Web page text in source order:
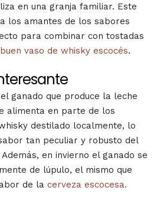
en una granja familiar. Este
los amantes de los sabores
para combinar con tostadas
buen vaso de whisky escocés​.
ganado que produce la leche
alimenta en parte de los
destilado localmente, lo
tan peculiar y robusto del
en invierno el ganado se
de lúpulo, el mismo que
de la cerveza escocesa.